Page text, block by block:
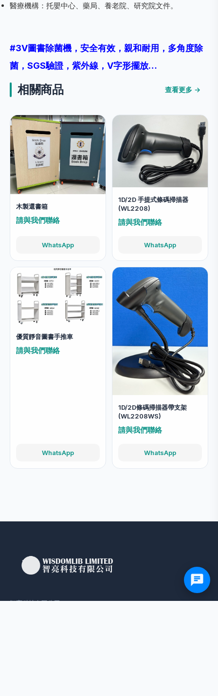
醫療機構：托嬰中心、藥局、養老院、研究院文件。
#3V圖書除菌機，安全有效，親和耐用 ， 多角度除
菌 ， SGS驗證， 紫外線 ， V字形擺放…
相關商品 查看更多 →
木製還書箱
請與我們聯絡
WhatsApp
1D/2D 手提式條碼掃描器
(WL2208)
請與我們聯絡
WhatsApp
優質靜音圖書手推車
請與我們聯絡
WhatsApp
1D/2D條碼掃描器帶支架
(WL2208WS)
請與我們聯絡
WhatsApp
智亮科技有限公司